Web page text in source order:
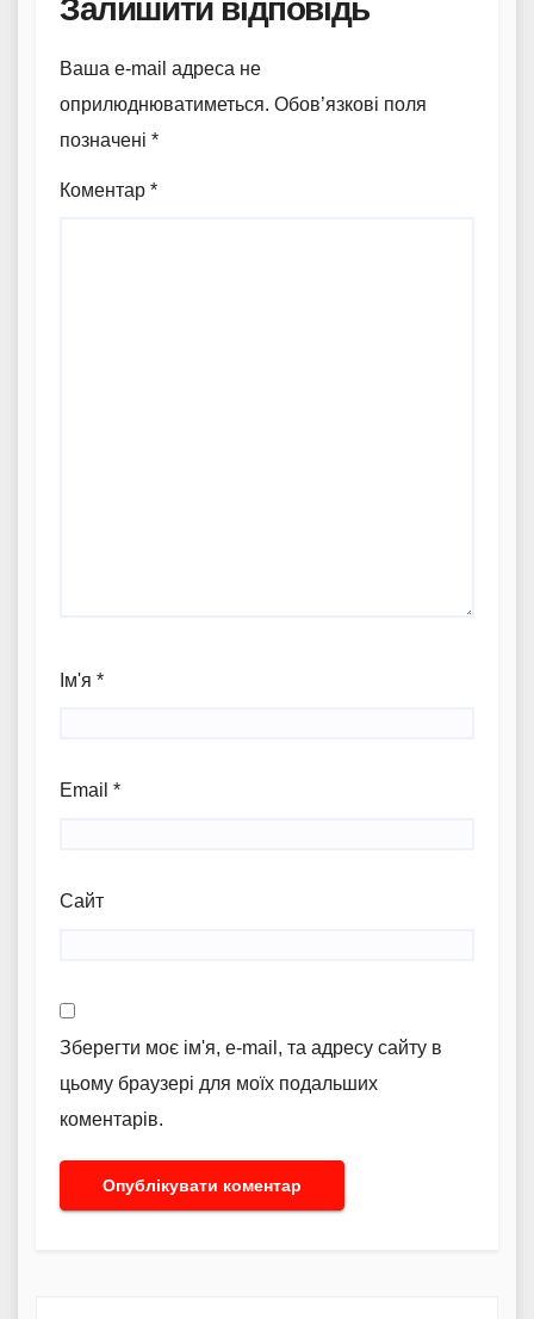
Ваша e-mail адреса не
оприлюднюватиметься. Обов’язкові поля
позначені *
Коментар *
Ім'я *
Email *
Сайт
Зберегти моє ім'я, e-mail, та адресу сайту в
цьому браузері для моїх подальших
коментарів.